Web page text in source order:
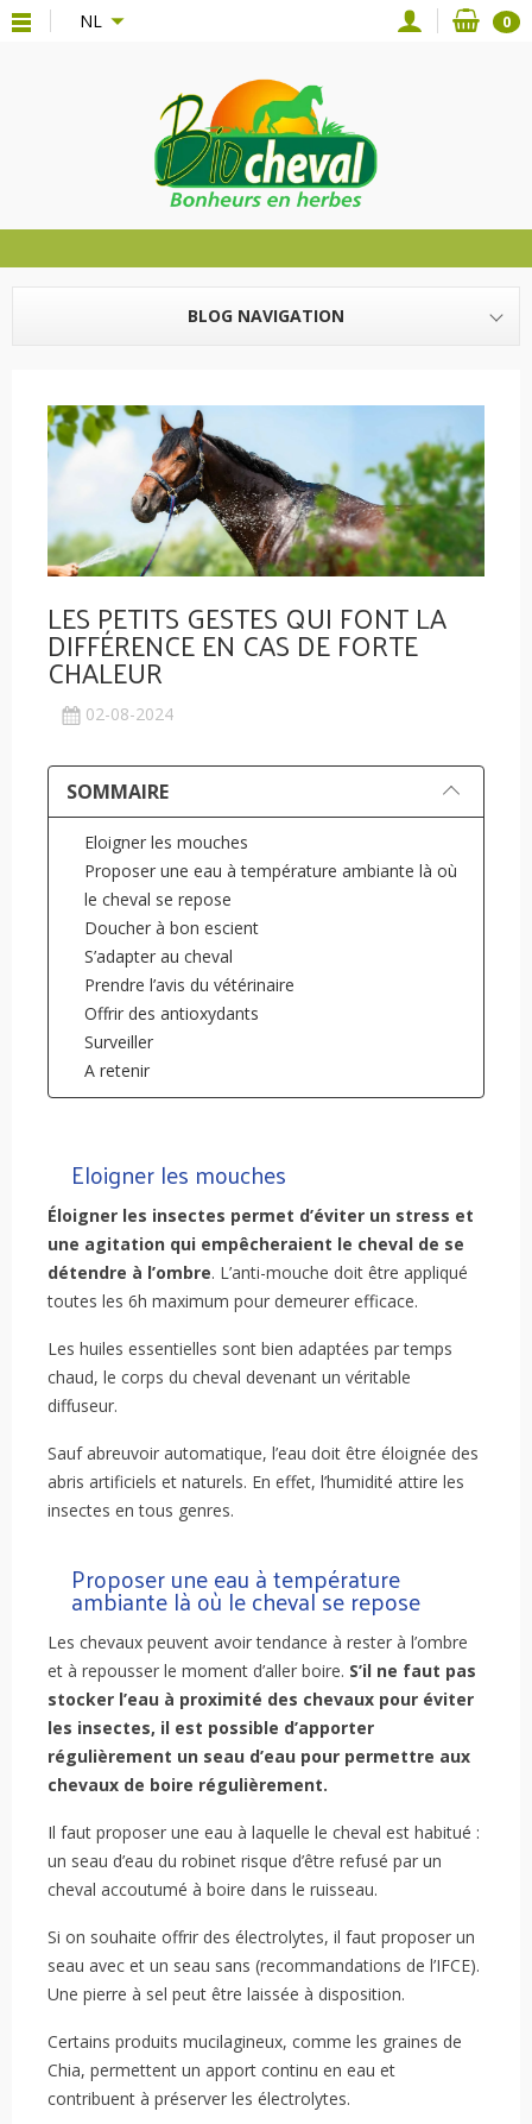
{**} NL 0
BLOG NAVIGATION
LES PETITS GESTES QUI FONT LA
DIFFÉRENCE EN CAS DE FORTE
CHALEUR
02-08-2024
SOMMAIRE
Eloigner les mouches
Proposer une eau à température ambiante là où
le cheval se repose
Doucher à bon escient
S’adapter au cheval
Prendre l’avis du vétérinaire
Offrir des antioxydants
Surveiller
A retenir
Eloigner les mouches
Éloigner les insectes permet d’éviter un stress et
une agitation qui empêcheraient le cheval de se
détendre à l’ombre. L’anti-mouche doit être appliqué
toutes les 6h maximum pour demeurer efficace.
Les huiles essentielles sont bien adaptées par temps
chaud, le corps du cheval devenant un véritable
diffuseur.
Sauf abreuvoir automatique, l’eau doit être éloignée des
abris artificiels et naturels. En effet, l’humidité attire les
insectes en tous genres.
Proposer une eau à température
ambiante là où le cheval se repose
Les chevaux peuvent avoir tendance à rester à l’ombre
et à repousser le moment d’aller boire. S’il ne faut pas
stocker l’eau à proximité des chevaux pour éviter
les insectes, il est possible d’apporter
régulièrement un seau d’eau pour permettre aux
chevaux de boire régulièrement.
Il faut proposer une eau à laquelle le cheval est habitué :
un seau d’eau du robinet risque d’être refusé par un
cheval accoutumé à boire dans le ruisseau.
Si on souhaite offrir des électrolytes, il faut proposer un
seau avec et un seau sans (recommandations de l’IFCE).
Une pierre à sel peut être laissée à disposition.
Certains produits mucilagineux, comme les graines de
Chia, permettent un apport continu en eau et
contribuent à préserver les électrolytes.